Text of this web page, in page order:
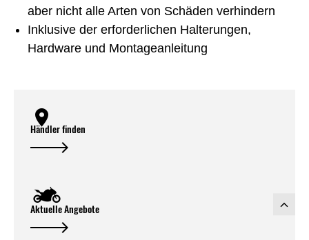
aber nicht alle Arten von Schäden verhindern
Inklusive der erforderlichen Halterungen,
Hardware und Montageanleitung
Händler finden
Aktuelle Angebote